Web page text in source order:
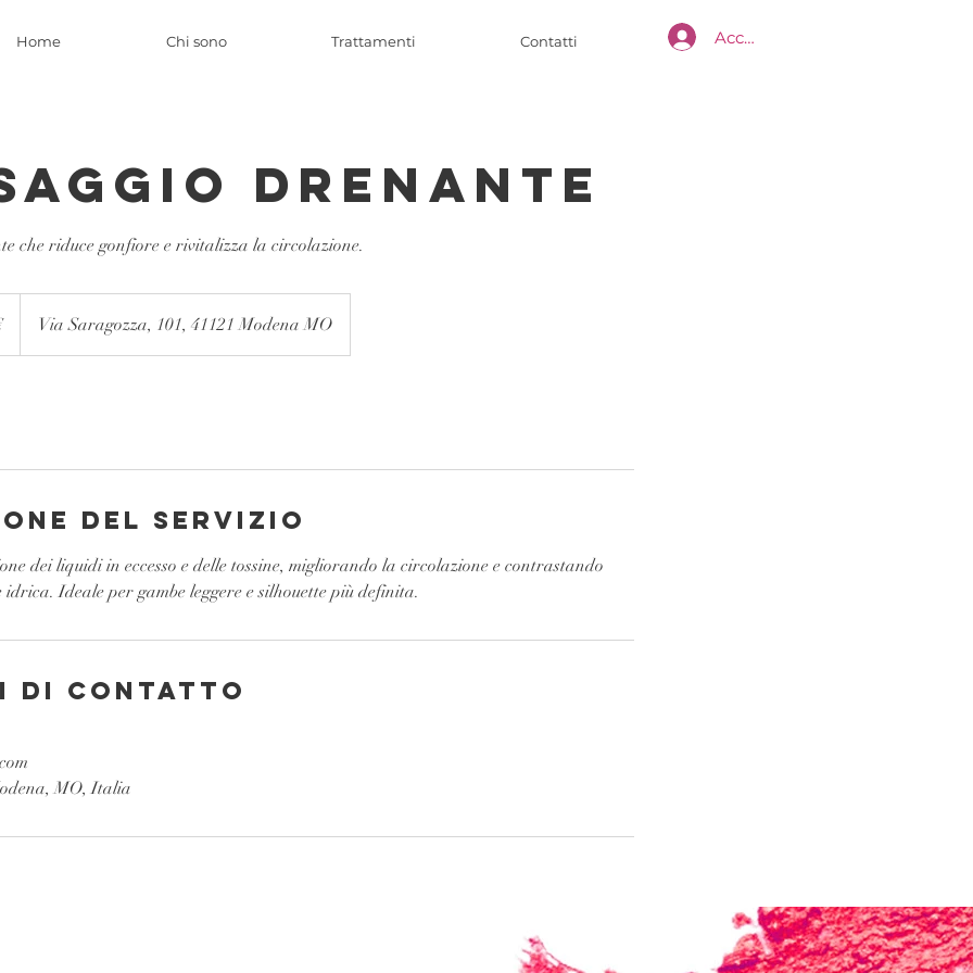
Home Chi sono Trattamenti Contatti Accedi
Drenante
che riduce gonfiore e rivitalizza la circolazione.
Via Saragozza, 101, 41121 Modena MO
del servizio
dei liquidi in eccesso e delle tossine, migliorando la circolazione e contrastando
Ideale per gambe leggere e silhouette più definita.
di contatto
MO, Italia